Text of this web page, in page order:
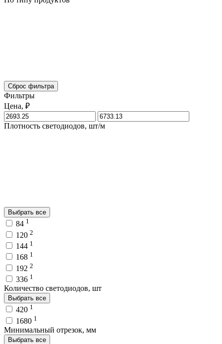
Сброс фильтра
Фильтры
Цена, ₽
Плотность светодиодов, шт/м
Выбрать все
84 1
120 2
144 1
168 1
192 2
336 1
Количество светодиодов, шт
Выбрать все
420 1
1680 1
Минимальный отрезок, мм
Выбрать все